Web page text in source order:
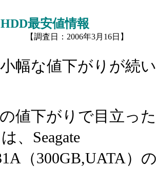
最安値情報
【調査日：2006年3月16日】
幅な値下がりが続
値下がりで目立っ
、Seagate
（300GB,UATA）